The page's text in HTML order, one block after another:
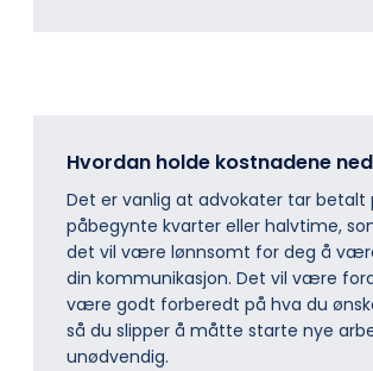
Hvordan holde kostnadene
Det er vanlig at advokater tar betalt
påbegynte kvarter eller halvtime,
det vil være lønnsomt for deg å
din kommunikasjon. Det vil være
være godt forberedt på hva du
så du slipper å måtte starte nye
unødvendig.